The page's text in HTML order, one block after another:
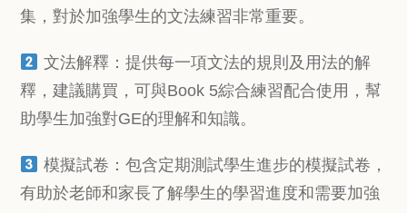
集，對於加強學生的文法練習非常重要。
文法解釋：提供每一項文法的規則及用法的解
釋，建議購買，可與Book 5綜合練習配合使用，幫
助學生加強對GE的理解和知識。
模擬試卷：包含定期測試學生進步的模擬試卷，
有助於老師和家長了解學生的學習進度和需要加強